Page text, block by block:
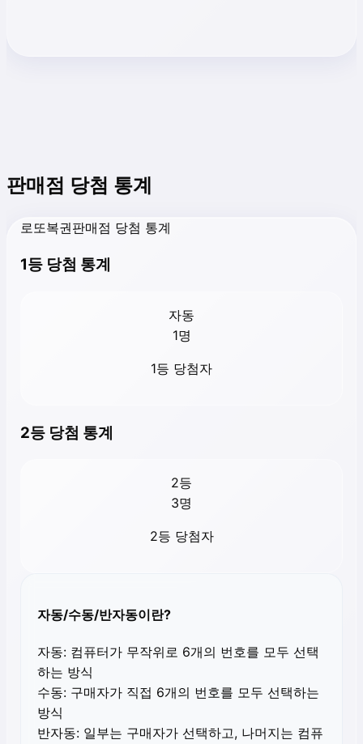
판매점 당첨 통계
로또복권판매점 당첨 통계
1등 당첨 통계
자동
1명
1등 당첨자
2등 당첨 통계
2등
3명
2등 당첨자
자동/수동/반자동이란?
자동: 컴퓨터가 무작위로 6개의 번호를 모두 선택
하는 방식
수동: 구매자가 직접 6개의 번호를 모두 선택하는
방식
반자동: 일부는 구매자가 선택하고, 나머지는 컴퓨